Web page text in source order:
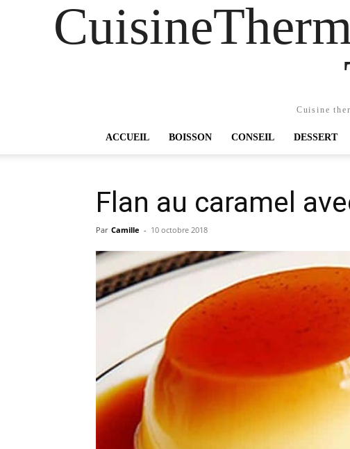
Cuisine
ACCUEIL BOISSON CONSEIL DESSERT
Flan au caramel
Par Camille - 10 octobre 2018